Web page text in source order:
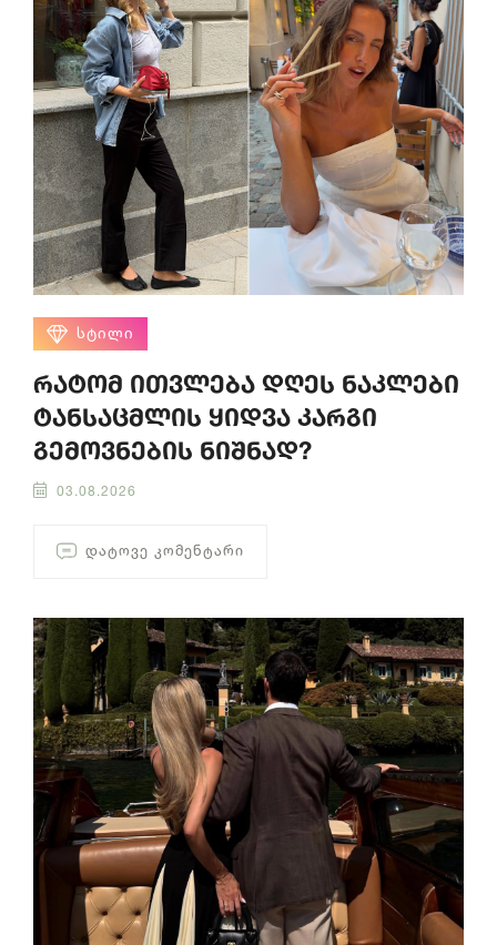
ᲡᲢᲘᲚᲘ
რატომ ითვლება დღეს ნაკლები
ტანსაცმლის ყიდვა კარგი
გემოვნების ნიშნად?
03.08.2026
ᲓᲐᲢᲝᲕᲔ ᲙᲝᲛᲔᲜᲢᲐᲠᲘ